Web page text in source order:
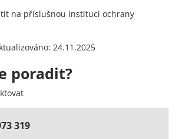
na příslušnou instituci ochrany
24.11.2025
poradit?
319